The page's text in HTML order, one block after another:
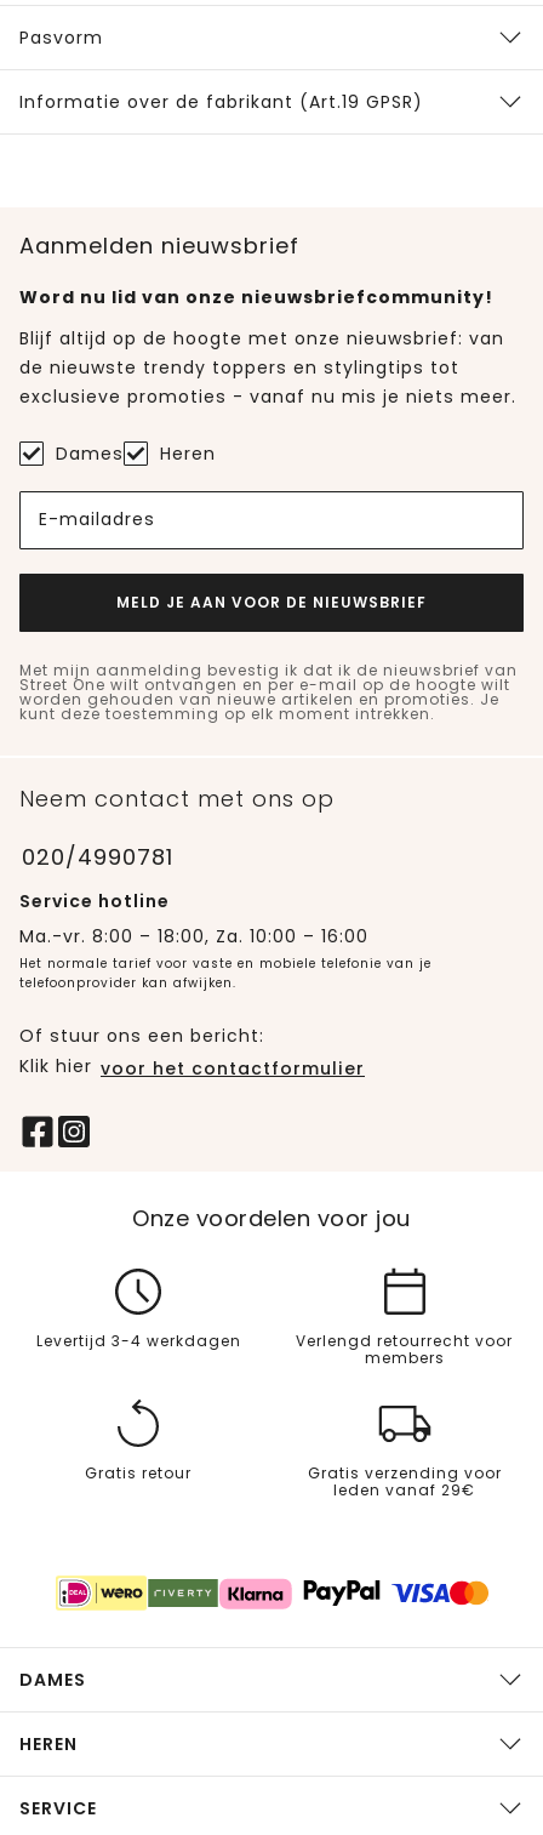
Pasvorm
Informatie over de fabrikant (Art.19 GPSR)
Aanmelden nieuwsbrief
Word nu lid van onze nieuwsbriefcommunity!
Blijf altijd op de hoogte met onze nieuwsbrief: van
de nieuwste trendy toppers en stylingtips tot
exclusieve promoties - vanaf nu mis je niets meer.
Dames Heren
E-mailadres
MELD JE AAN VOOR DE NIEUWSBRIEF
Met mijn aanmelding bevestig ik dat ik de nieuwsbrief van
Street One wilt ontvangen en per e-mail op de hoogte wilt
worden gehouden van nieuwe artikelen en promoties. Je
kunt deze toestemming op elk moment intrekken.
Neem contact met ons op
020/4990781
Service hotline
Ma.-vr. 8:00 – 18:00, Za. 10:00 – 16:00
Het normale tarief voor vaste en mobiele telefonie van je
telefoonprovider kan afwijken.
Of stuur ons een bericht:
Klik hier voor het contactformulier
Onze voordelen voor jou
Levertijd 3-4 werkdagen
Verlengd retourrecht voor
members
Gratis retour
Gratis verzending voor
leden vanaf 29€
DAMES
HEREN
SERVICE